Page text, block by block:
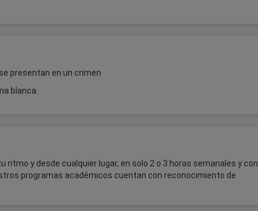
presentan en un crimen
blanca.
y desde cualquier lugar, en solo 2 o 3 horas semanales y con
programas académicos cuentan con reconocimiento de